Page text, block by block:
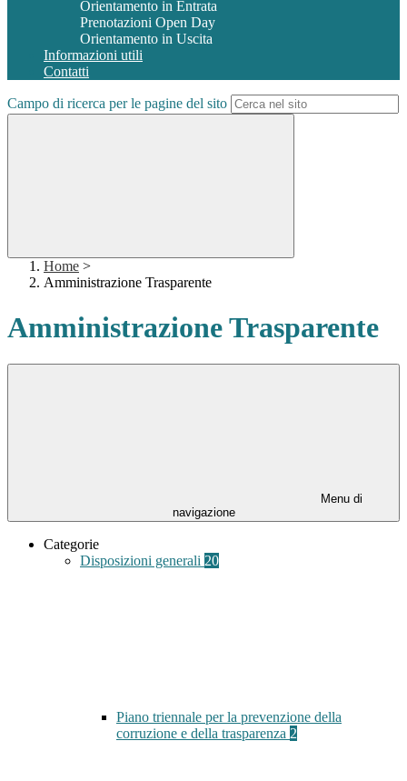
Orientamento in Entrata
Prenotazioni Open Day
Orientamento in Uscita
Informazioni utili
Contatti
Campo di ricerca per le pagine del sito
Home >
Amministrazione Trasparente
Amministrazione Trasparente
Menu di
navigazione
Categorie
Disposizioni generali 20
Piano triennale per la prevenzione della
corruzione e della trasparenza 2